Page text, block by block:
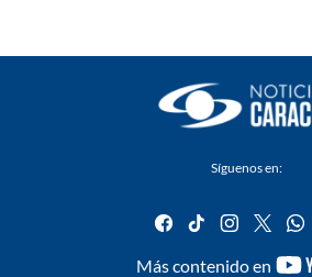
Síguenos en:
facebook
tiktok
Más contenido en